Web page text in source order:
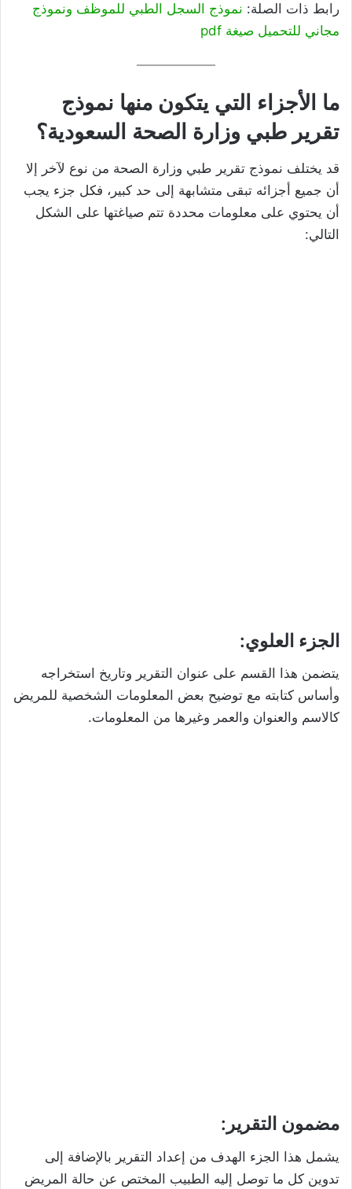
رابط ذات الصلة: نموذج السجل الطبي للموظف ونموذج
مجاني للتحميل صيغة pdf
ما الأجزاء التي يتكون منها نموذج
تقرير طبي وزارة الصحة السعودية؟
قد يختلف نموذج تقرير طبي وزارة الصحة من نوع لآخر إلا
أن جميع أجزائه تبقى متشابهة إلى حد كبير، فكل جزء يجب
أن يحتوي على معلومات محددة تتم صياغتها على الشكل
التالي:
الجزء العلوي:
يتضمن هذا القسم على عنوان التقرير وتاريخ استخراجه
وأساس كتابته مع توضيح بعض المعلومات الشخصية للمريض
كالاسم والعنوان والعمر وغيرها من المعلومات.
مضمون التقرير:
يشمل هذا الجزء الهدف من إعداد التقرير بالإضافة إلى
تدوين كل ما توصل إليه الطبيب المختص عن حالة المريض